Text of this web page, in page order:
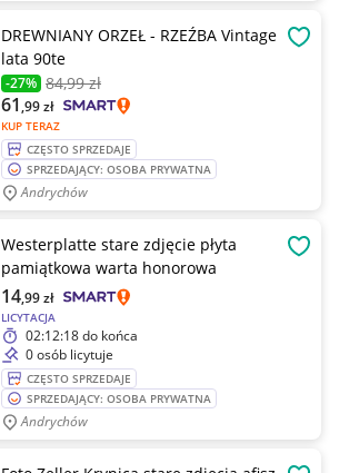
DREWNIANY ORZEŁ - RZEŹBA Vintage
lata 90te
-27% 84,99 zł
KUP TERAZ
61,99zł
CZĘSTO SPRZEDAJE
SPRZEDAJĄCY: OSOBA PRYWATNA
Andrychów
Westerplatte stare zdjęcie płyta
pamiątkowa warta honorowa
LICYTACJA
14,99zł
02:12:18do końca
0 osób licytuje
CZĘSTO SPRZEDAJE
SPRZEDAJĄCY: OSOBA PRYWATNA
Andrychów